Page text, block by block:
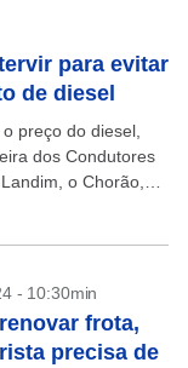
para evitar
de diesel
preço do diesel,
dos Condutores
o Chorão,
- 10:30min
frota,
precisa de